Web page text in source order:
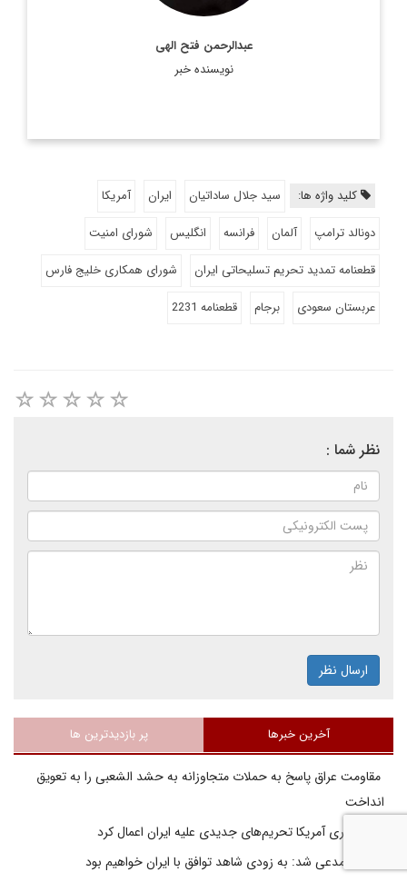
عبدالرحمن فتح الهی
نویسنده خبر
کلید واژه ها: سید جلال ساداتیان ایران
آمریکا
دونالد ترامپ
آلمان فرانسه انگلیس
شورای امنیت
قطعنامه تمدید تحریم تسلیحاتی ایران
شورای همکاری خلیج فارس
عربستان سعودی
برجام قطعنامه 2231
نظر شما :
ارسال نظر
آخرین خبرها پر بازدیدترین ها
مقاومت عراق پاسخ به حملات متجاوزانه به حشد الشعبی را به تعویق
انداخت
خزانه‌داری آمریکا تحریم‌های جدیدی علیه ایران اعمال کرد
بسنت مدعی شد: به زودی شاهد توافق با ایران خواهیم بود